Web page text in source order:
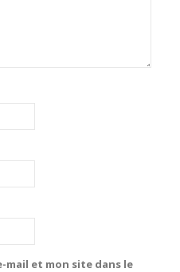
mail et mon site dans le